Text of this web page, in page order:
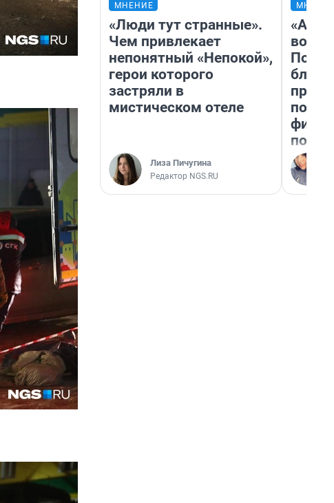
МНЕНИЕ
«Люди тут странные».
Чем привлекает
непонятный «Непокой»,
герои которого
застряли в
мистическом отеле
Лиза Пичугина
Редактор NGS.RU
вот